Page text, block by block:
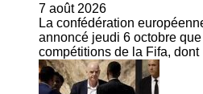
7 août 2026
La confédération
annoncé jeudi 6 octobre
compétitions de la Fifa,